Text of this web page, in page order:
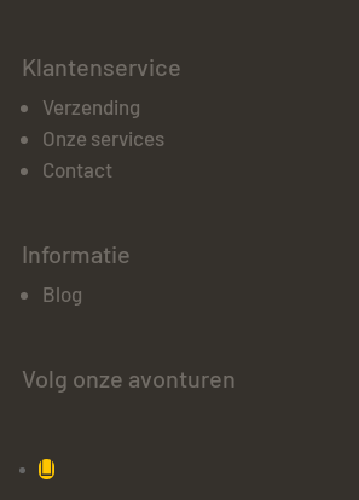
Klantenservice
Verzending
Onze services
Contact
Informatie
Blog
Volg onze avonturen